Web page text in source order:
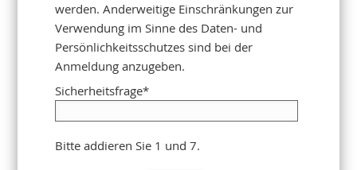
werden. Anderweitige Einschränkungen zur
Verwendung im Sinne des Daten- und
Persönlichkeitsschutzes sind bei der
Anmeldung anzugeben.
Sicherheitsfrage*
Bitte addieren Sie 1 und 7.